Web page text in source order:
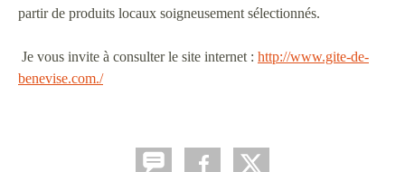
partir de produits locaux soigneusement sélectionnés.
Je vous invite à consulter le site internet : http://www.gite-de-
benevise.com./